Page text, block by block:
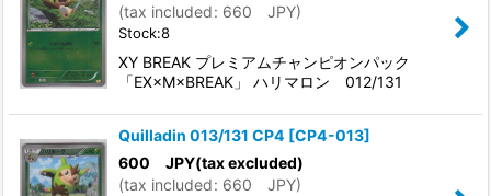
(tax included: 660 JPY)
Stock:8
XY BREAK プレミアムチャンピオンパック
「EX×M×BREAK」 ハリマロン 012/131
Quilladin 013/131 CP4 [CP4-013]
600 JPY(tax excluded)
(tax included: 660 JPY)